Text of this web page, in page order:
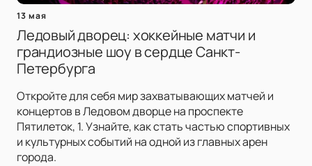
13 мая
Ледовый дворец: хоккейные матчи и
грандиозные шоу в сердце Санкт-
Петербурга
Откройте для себя мир захватывающих матчей и
концертов в Ледовом дворце на проспекте
Пятилеток, 1. Узнайте, как стать частью спортивных
и культурных событий на одной из главных арен
города.